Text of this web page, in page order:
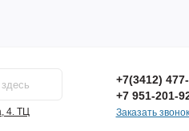
4. ТЦ
+7(3412)
+7 951-201-
Заказать звонок